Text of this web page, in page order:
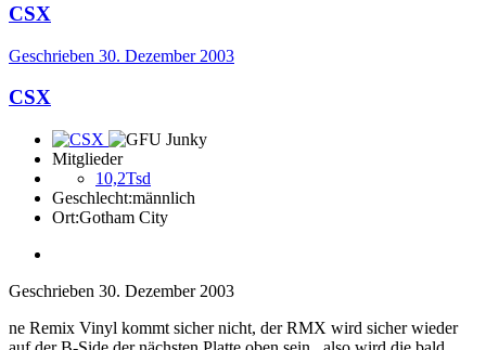
CSX
Geschrieben 30. Dezember 2003
CSX
Mitglieder
10,2Tsd
Geschlecht:männlich
Ort:Gotham City
Geschrieben 30. Dezember 2003
ne Remix Vinyl kommt sicher nicht, der RMX wird sicher wieder